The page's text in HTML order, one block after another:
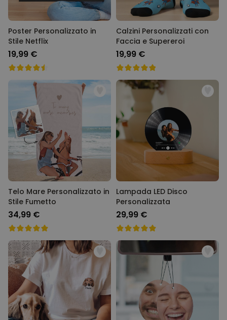
Poster Personalizzato in
Stile Netflix
19,99 €
Calzini Personalizzati con
Faccia e Supereroi
19,99 €
Telo Mare Personalizzato in
Stile Fumetto
34,99 €
Lampada LED Disco
Personalizzata
29,99 €